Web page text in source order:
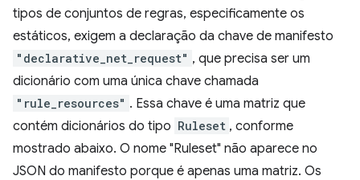
tipos de conjuntos de regras, especificamente os
estáticos, exigem a declaração da chave de manifesto
"declarative_net_request" , que precisa ser um
dicionário com uma única chave chamada
"rule_resources" . Essa chave é uma matriz que
contém dicionários do tipo Ruleset , conforme
mostrado abaixo. O nome "Ruleset" não aparece no
JSON do manifesto porque é apenas uma matriz. Os